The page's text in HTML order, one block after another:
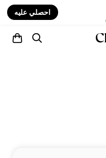
احصلي عليه